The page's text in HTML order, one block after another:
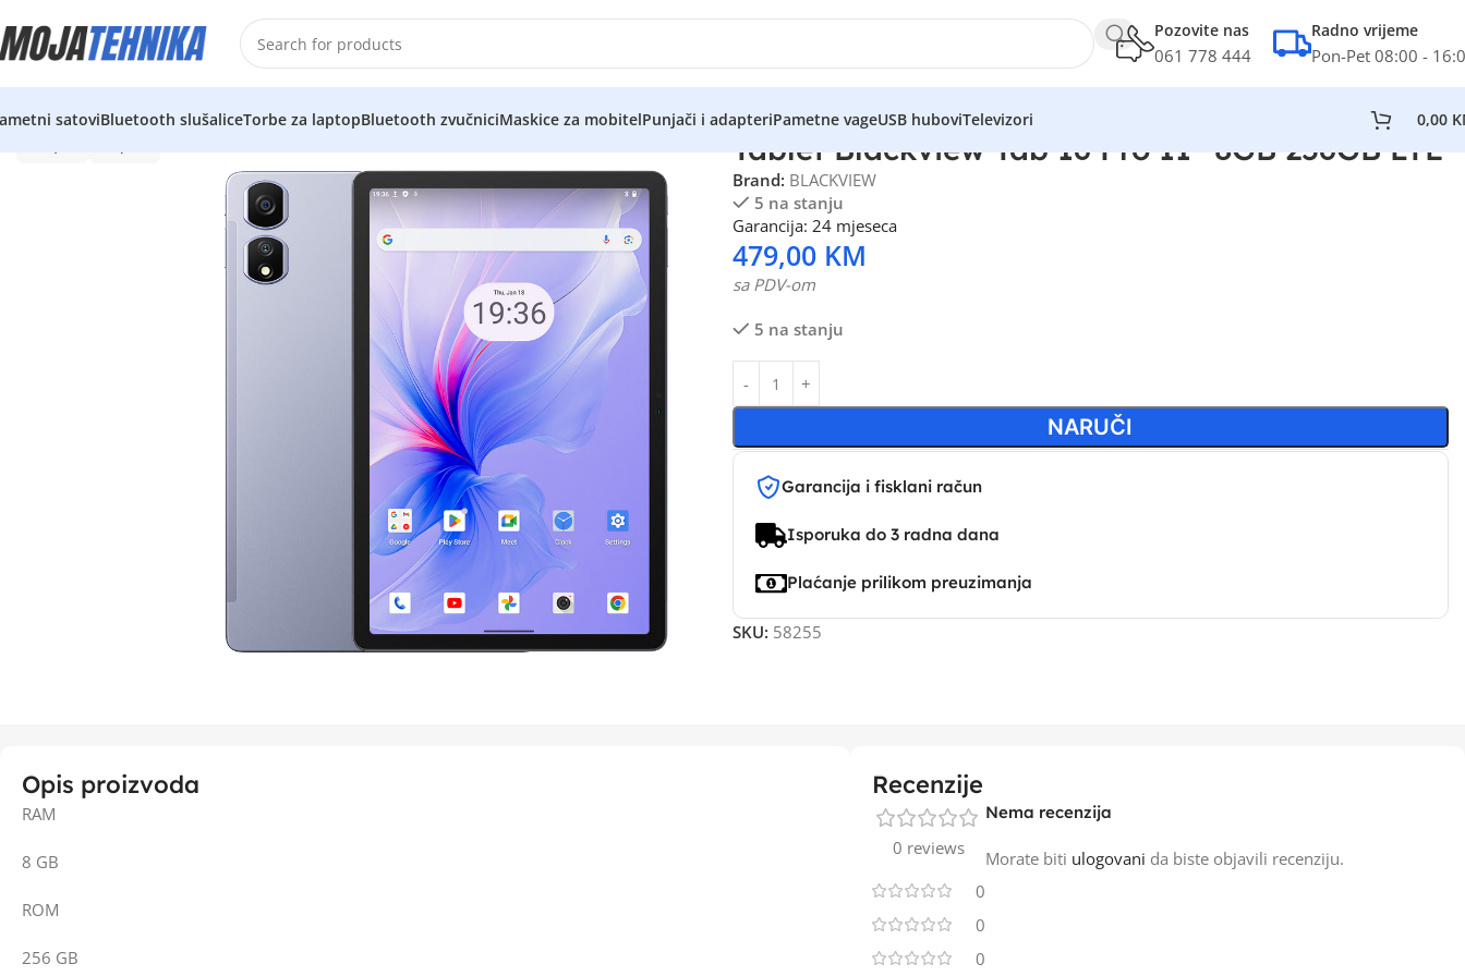
Pozovite nas
061 778 444
Radno vrijeme
Pon-Pet 08:00 -
satoviBluetooth slušaliceTorbe za laptopBluetooth zvučniciMaskice za mobitelPunjači i adapteriPametne vageUSB huboviTelevizori 0,00
Tablet Blackview Tab 16 Pro 11” 8GB 256GB LTE
Brand: BLACKVIEW
5 na stanju
Garancija: 24 mjeseca
479,00 KM
sa PDV-om
5 na stanju
NARUČI
Garancija i fisklani račun
Isporuka do 3 radna dana
Plaćanje prilikom preuzimanja
SKU: 58255
Opis proizvoda
RAM
8 GB
ROM
256 GB
Recenzije
0 reviews
0
0
0
Nema recenzija
Morate biti ulogovani da biste objavili recenziju.